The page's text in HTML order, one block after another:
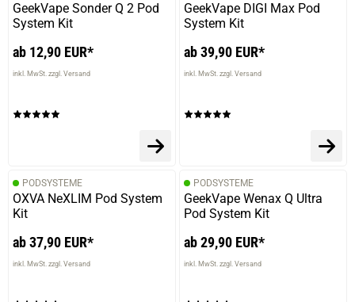
GeekVape Sonder Q 2 Pod
System Kit
ab 12,90 EUR*
inkl. MwSt. zzgl. Versand
GeekVape DIGI Max Pod
System Kit
ab 39,90 EUR*
inkl. MwSt. zzgl. Versand
PODSYSTEME
OXVA NeXLIM Pod System
Kit
ab 37,90 EUR*
inkl. MwSt. zzgl. Versand
PODSYSTEME
GeekVape Wenax Q Ultra
Pod System Kit
ab 29,90 EUR*
inkl. MwSt. zzgl. Versand